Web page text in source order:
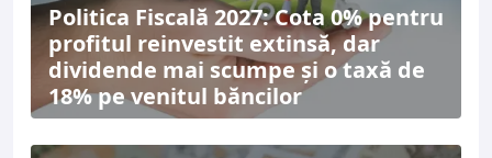
Politica Fiscală 2027: Cota 0% pentru
profitul reinvestit extinsă, dar
dividende mai scumpe și o taxă de
18% pe venitul băncilor